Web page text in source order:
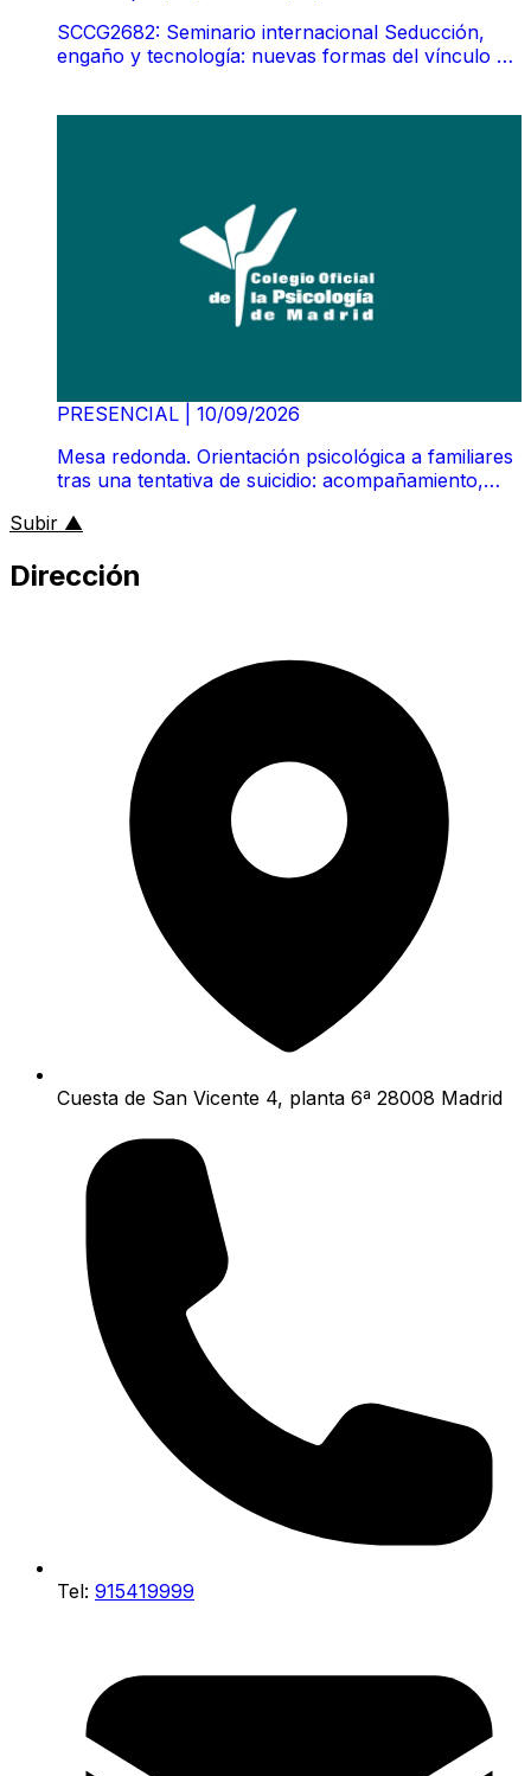
SCCG2682: Seminario internacional Seducción,
engaño y tecnología: nuevas formas del vínculo en
PRESENCIAL
10/09/2026
Mesa redonda. Orientación psicológica a familiares
tras una tentativa de suicidio: acompañamiento,
Subir ▲
Dirección
Cuesta de San Vicente 4, planta 6ª 28008 Madrid
Tel: 915419999